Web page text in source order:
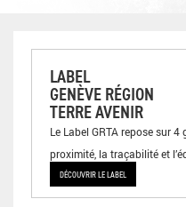
LABEL
GENÈVE RÉGION
TERRE AVENIR
Le Label GRTA repose sur
proximité, la traçabilité et
DÉCOUVRIR LE LABEL